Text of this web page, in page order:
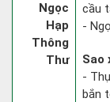
Ngọc
Hạp
Thông
Thư
cầu
-
Sao
-
bắn